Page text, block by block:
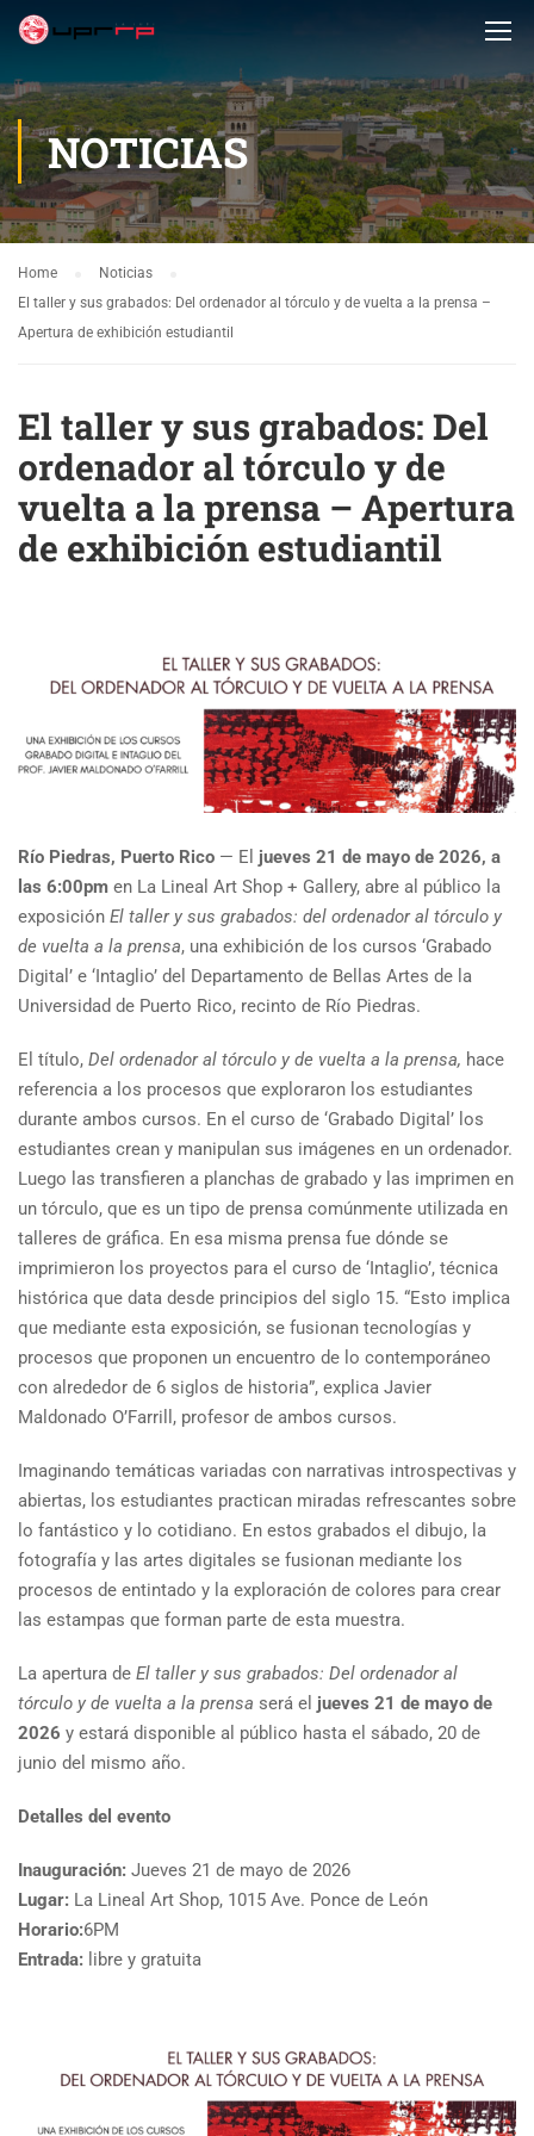
NOTICIAS
Home
Noticias
El taller y sus grabados: Del ordenador al tórculo y de vuelta a la prensa –
Apertura de exhibición estudiantil
El taller y sus grabados: Del
ordenador al tórculo y de
vuelta a la prensa – Apertura
de exhibición estudiantil
Río Piedras, Puerto Rico — El jueves 21 de mayo de 2026, a
las 6:00pm en La Lineal Art Shop + Gallery, abre al público la
exposición El taller y sus grabados: del ordenador al tórculo y
de vuelta a la prensa, una exhibición de los cursos ‘Grabado
Digital’ e ‘Intaglio’ del Departamento de Bellas Artes de la
Universidad de Puerto Rico, recinto de Río Piedras.
El título, Del ordenador al tórculo y de vuelta a la prensa, hace
referencia a los procesos que exploraron los estudiantes
durante ambos cursos. En el curso de ‘Grabado Digital’ los
estudiantes crean y manipulan sus imágenes en un ordenador.
Luego las transfieren a planchas de grabado y las imprimen en
un tórculo, que es un tipo de prensa comúnmente utilizada en
talleres de gráfica. En esa misma prensa fue dónde se
imprimieron los proyectos para el curso de ‘Intaglio’, técnica
histórica que data desde principios del siglo 15. “Esto implica
que mediante esta exposición, se fusionan tecnologías y
procesos que proponen un encuentro de lo contemporáneo
con alrededor de 6 siglos de historia”, explica Javier
Maldonado O’Farrill, profesor de ambos cursos.
Imaginando temáticas variadas con narrativas introspectivas y
abiertas, los estudiantes practican miradas refrescantes sobre
lo fantástico y lo cotidiano. En estos grabados el dibujo, la
fotografía y las artes digitales se fusionan mediante los
procesos de entintado y la exploración de colores para crear
las estampas que forman parte de esta muestra.
La apertura de El taller y sus grabados: Del ordenador al
tórculo y de vuelta a la prensa será el jueves 21 de mayo de
2026 y estará disponible al público hasta el sábado, 20 de
junio del mismo año.
Detalles del evento
Inauguración: Jueves 21 de mayo de 2026
Lugar: La Lineal Art Shop, 1015 Ave. Ponce de León
Horario:6PM
Entrada: libre y gratuita